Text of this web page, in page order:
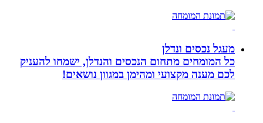
מעגל נכסים ונדלן
כל המומחים מתחום הנכסים והנדלן, ישמחו להעניק
לכם מענה מקצועי ומהימן במגוון נושאים!